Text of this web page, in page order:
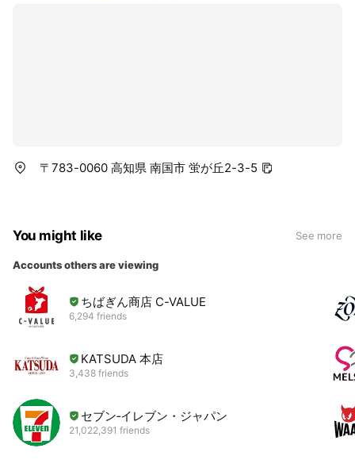
〒783-0060 高知県 南国市 蛍が丘2-3-5
You might like See more
Accounts others are viewing
ちばぎん商店 C-VALUE
6,294 friends
KATSUDA 本店
3,438 friends
セブン‐イレブン・ジャパン
21,022,391 friends